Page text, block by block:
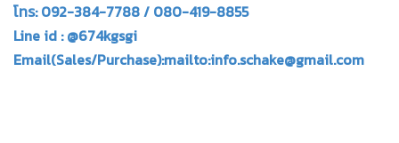
โทร: 092-384-7788 / 080-419-8855
Line id : @674kgsgi
Email(Sales/Purchase):mailto:info.schake@gmail.com